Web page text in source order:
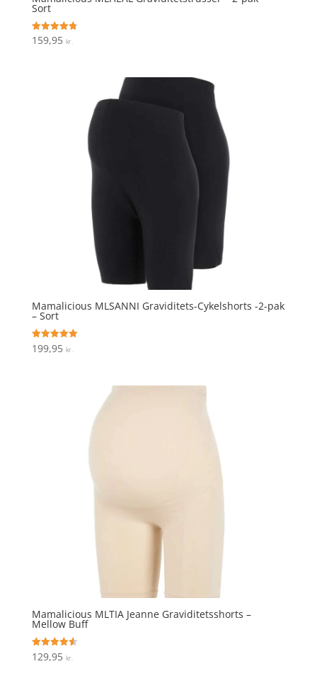
Sort
Vurderet
4.8
159,95 kr.
Mamalicious MLSANNI Graviditets-Cykelshorts -2-pak
– Sort
Vurderet
5
199,95 kr.
Mamalicious MLTIA Jeanne Graviditetsshorts –
Mellow Buff
Vurderet
4.6
129,95 kr.